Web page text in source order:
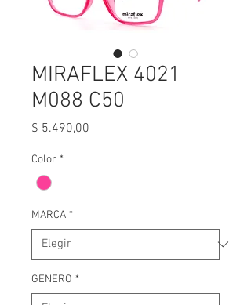
MIRAFLEX 4021
M088 C50
$ 5.490,00
Color *
MARCA *
GENERO *